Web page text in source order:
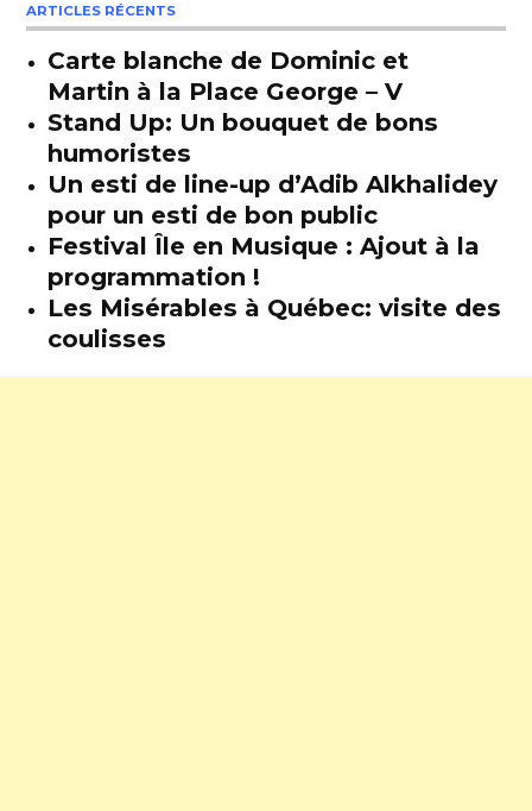
ARTICLES RÉCENTS
Carte blanche de Dominic et
Martin à la Place George – V
Stand Up: Un bouquet de bons
humoristes
Un esti de line-up d’Adib Alkhalidey
pour un esti de bon public
Festival Île en Musique : Ajout à la
programmation !
Les Misérables à Québec: visite des
coulisses